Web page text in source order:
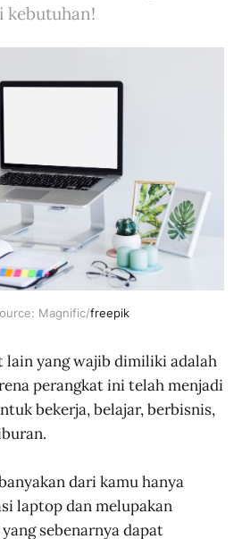
kebutuhan!
Magnific/freepik
lain yang wajib dimiliki adalah
perangkat ini telah menjadi
bekerja, belajar, berbisnis,
dari kamu hanya
laptop dan melupakan
sebenarnya dapat